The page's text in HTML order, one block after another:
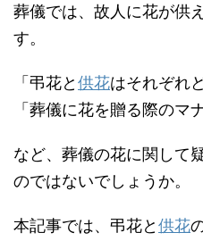
葬儀では、故人に花が供
す。
「弔花と供花はそれぞれ
「葬儀に花を贈る際のマ
など、葬儀の花に関して
のではないでしょうか。
本記事では、弔花と供花